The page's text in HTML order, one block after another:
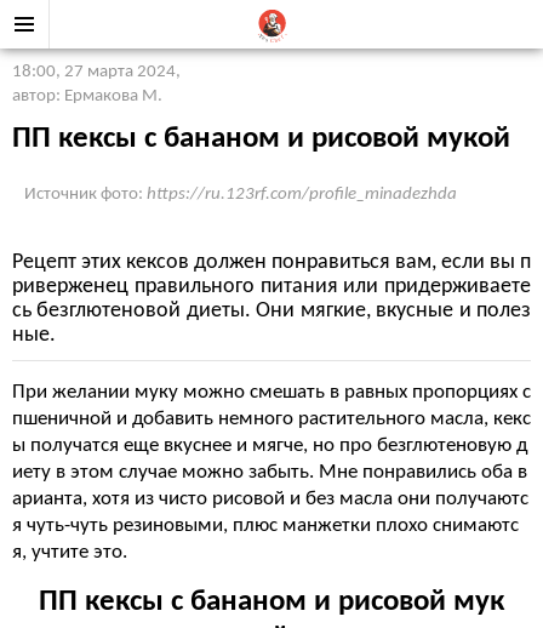
18:00, 27 марта 2024,
автор: Ермакова М.
ПП кексы с бананом и рисовой мукой
Источник фото: https://ru.123rf.com/profile_minadezhda
Рецепт этих кексов должен понравиться вам, если вы п
риверженец правильного питания или придерживаете
сь безглютеновой диеты. Они мягкие, вкусные и полез
ные.
При желании муку можно смешать в равных пропорциях с
пшеничной и добавить немного растительного масла, кекс
ы получатся еще вкуснее и мягче, но про безглютеновую д
иету в этом случае можно забыть. Мне понравились оба в
арианта, хотя из чисто рисовой и без масла они получаютс
я чуть-чуть резиновыми, плюс манжетки плохо снимаютс
я, учтите это.
ПП кексы с бананом и рисовой мук